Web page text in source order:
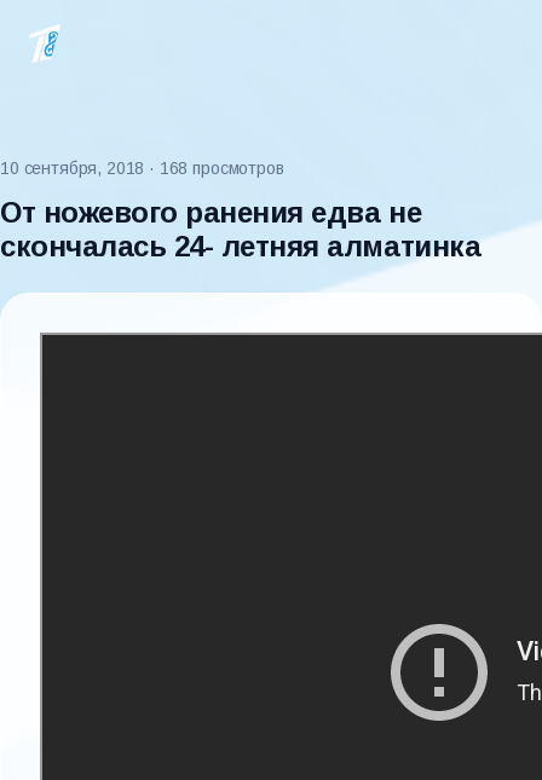
10 сентября, 2018 · 168 просмотров
От ножевого ранения едва не
скончалась 24- летняя алматинка